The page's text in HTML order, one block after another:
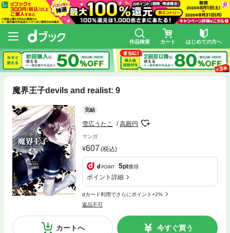
作品検索 カート はじめての方へ
魔界王子devils and realist: 9
完結
雪広うたこ 高殿円
マンガ
607 (税込)
5pt獲得
ポイント詳細
dカード利用でさらにポイント+2%
返品不可
カートへ 今すぐ買う